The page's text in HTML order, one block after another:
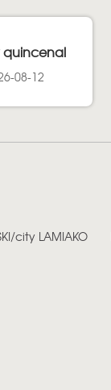
quincenal
08-12
city LAMIAKO